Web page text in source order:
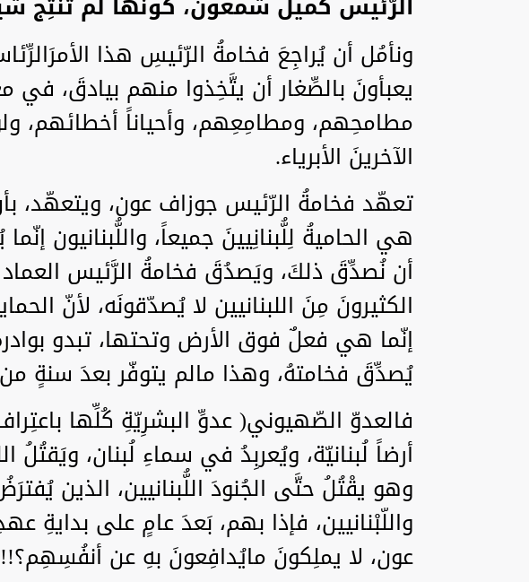
ونأمُل أن يُراجِعَ فخامةُ الرّئيسِ هذا
يعبأونَ بالصِّغار أن يتَّخِذوا منهم بيادقَ، في
مطامحِهم، ومطامِعِهم، وأحياناً أخطائهم،
الآخرينَ الأبرياء.
تعهّد فخامةُ الرّئيس جوزاف عون، ويتعهّد، بأن
هي الحاميةُ لِلُّبنانِيينَ جميعاً، واللُّبنانيون
أن نُصدِّقَ ذلكَ، ويَصدُقَ فخامةُ الرَّئيس
الكثيرونَ مِنَ اللبنانيين لا يُصدّقونَه، لأنّ
إنّما هي فعلٌ فوق الأرض وتحتها، تبدو
يُصدِّقَ فخامتهُ، وهذا مالم يتوفّر بعدَ سنةٍ
فالعدوّ الصّهيوني( عدوِّ البشرِيّةِ كُلِّها
أرضاً لُبنانيّة، ويُعربِدُ في سماءِ لُبنان، ويَقتُلُ
وهو يقْتُلُ حتَّى الجُنودَ اللُّبنانيين، الذين
واللّبْنانيين، فإذا بهم، بَعدَ عامٍ على بدايةِ
عون، لا يملِكونَ مايُدافِعونَ بهِ عن أنفُسِهِم؟!!